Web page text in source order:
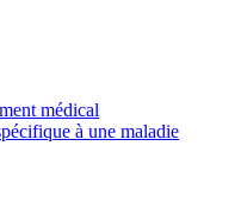
médical
à une maladie